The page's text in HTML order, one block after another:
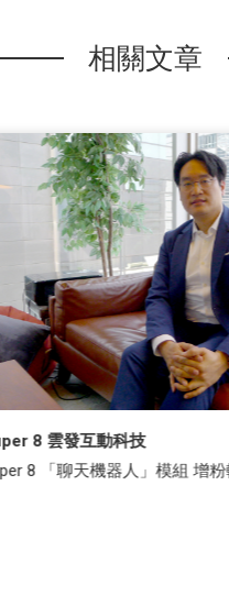
相關文章
8 雲發互動科技
8 「聊天機器人」模組 增粉